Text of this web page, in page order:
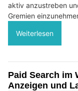
aktiv anzustreben
Gremien
Weiterlesen
Paid Search im
Anzeigen und